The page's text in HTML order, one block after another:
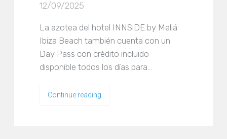
12/09/2025
La azotea del hotel INNSiDE by Meliá
Ibiza Beach también cuenta con un
Day Pass con crédito incluido
disponible todos los días para…
Continue reading